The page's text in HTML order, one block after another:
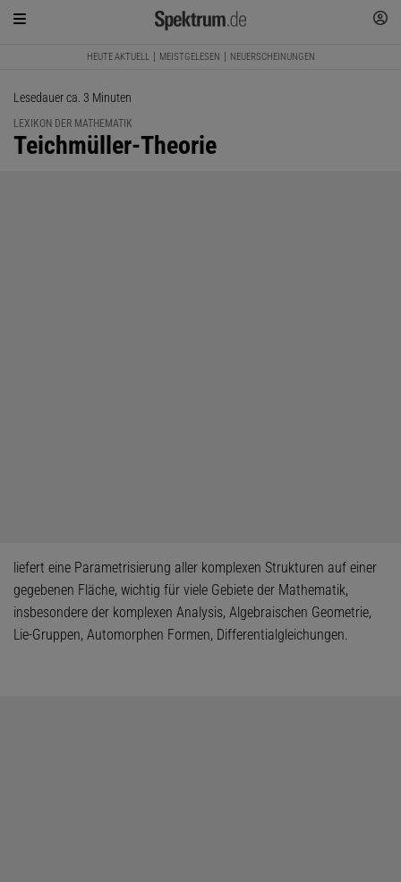
HEUTE AKTUELL MEISTGELESEN NEUERSCHEINUNGEN
Lesedauer ca. 3 Minuten
LEXIKON DER MATHEMATIK
:
Teichmüller-Theorie
liefert eine Parametrisierung aller komplexen Strukturen auf einer
gegebenen Fläche, wichtig für viele Gebiete der Mathematik,
insbesondere der komplexen Analysis, Algebraischen Geometrie,
Lie-Gruppen, Automorphen Formen, Differentialgleichungen.